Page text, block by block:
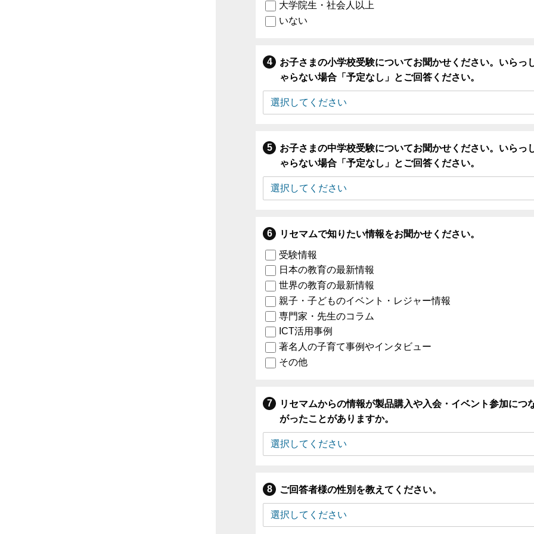
大学院生・社会人以上
いない
お子さまの小学校受験についてお聞かせください。いらっ
ゃらない場合「予定なし」とご回答ください。
お子さまの中学校受験についてお聞かせください。いらっ
ゃらない場合「予定なし」とご回答ください。
リセマムで知りたい情報をお聞かせください。
受験情報
日本の教育の最新情報
世界の教育の最新情報
親子・子どものイベント・レジャー情報
専門家・先生のコラム
ICT活用事例
著名人の子育て事例やインタビュー
その他
リセマムからの情報が製品購入や入会・イベント参加につ
がったことがありますか。
ご回答者様の性別を教えてください。